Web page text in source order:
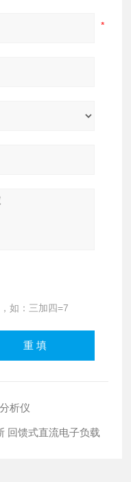
如：三加四=7
析仪
回馈式直流电子负载